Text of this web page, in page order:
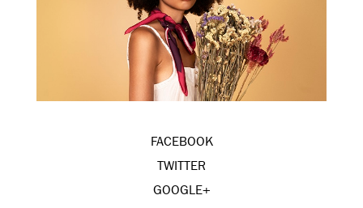
FACEBOOK
TWITTER
GOOGLE+